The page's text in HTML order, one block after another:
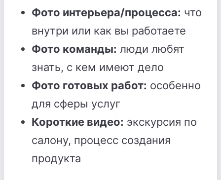
Фото интерьера/процесса: что
внутри или как вы работаете
Фото команды: люди любят
знать, с кем имеют дело
Фото готовых работ: особенно
для сферы услуг
Короткие видео: экскурсия по
салону, процесс создания
продукта